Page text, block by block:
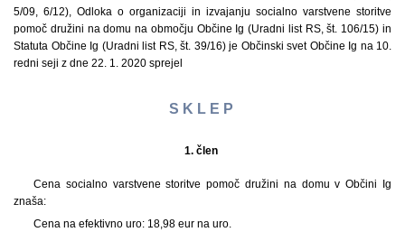
5/09, 6/12), Odloka o organizaciji in izvajanju socialno varstvene storitve
pomoč družini na domu na območju Občine Ig (Uradni list RS, št. 106/15) in
Statuta Občine Ig (Uradni list RS, št. 39/16) je Občinski svet Občine Ig na 10.
redni seji z dne 22. 1. 2020 sprejel
S K L E P
1. člen
Cena socialno varstvene storitve pomoč družini na domu v Občini Ig
znaša:
Cena na efektivno uro: 18,98 eur na uro.